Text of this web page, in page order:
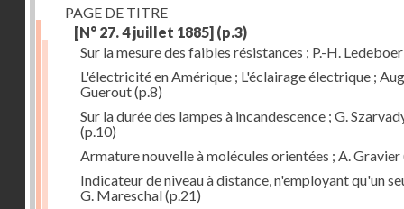
PAGE DE TITRE
[N° 27. 4 juillet 1885] (p.3)
Sur la mesure des faibles résistances ; P.-H. Ledeboer
L'électricité en Amérique ; L'éclairage électrique ;
Guerout(p.8)
Sur la durée des lampes à incandescence ; G.
(p.10)
Armature nouvelle à molécules orientées ; A. Gravier
Indicateur de niveau à distance, n'employant qu'un
G. Mareschal(p.21)